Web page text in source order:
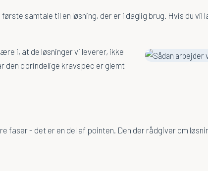
samtale til en løsning, der er i daglig brug. Hvis du vil
i, at de løsninger vi leverer, ikke
den oprindelige kravspec er glemt
faser - det er en del af pointen. Den der rådgiver om